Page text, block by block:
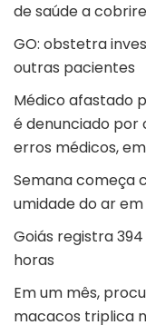
de saúde a
GO: obstetra
outras pacientes
Médico afastado
é denunciado por
erros médicos,
Semana começa
umidade do ar em
Goiás registra
horas
Em um mês,
macacos triplica